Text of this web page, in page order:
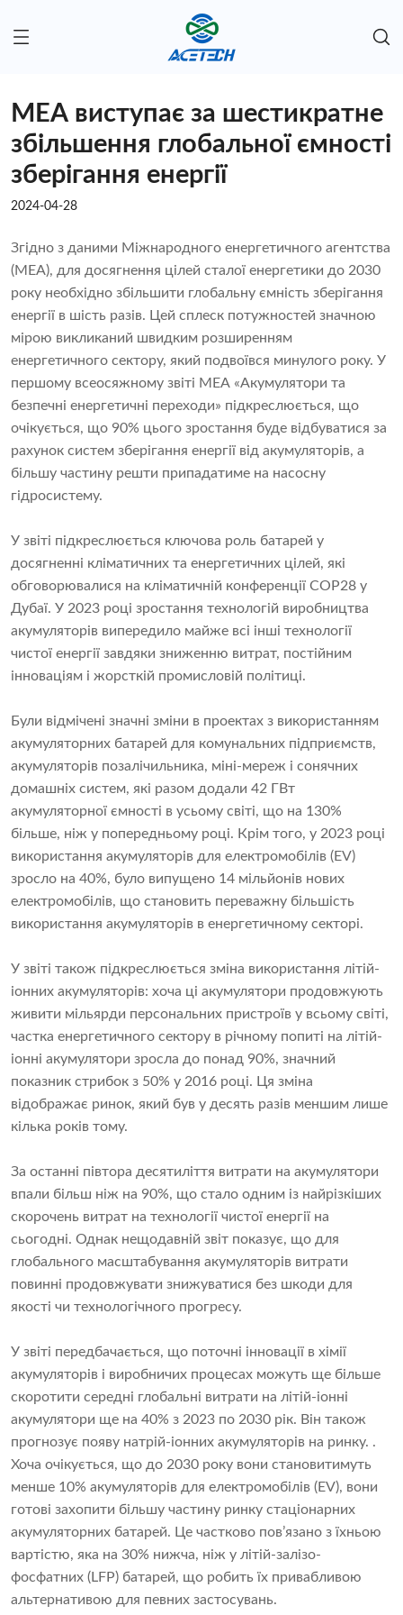
МЕА виступає за шестикратне
збільшення глобальної ємності
зберігання енергії
2024-04-28
Згідно з даними Міжнародного енергетичного агентства
(МЕА), для досягнення цілей сталої енергетики до 2030
року необхідно збільшити глобальну ємність зберігання
енергії в шість разів. Цей сплеск потужностей значною
мірою викликаний швидким розширенням
енергетичного сектору, який подвоївся минулого року. У
першому всеосяжному звіті МЕА «Акумулятори та
безпечні енергетичні переходи» підкреслюється, що
очікується, що 90% цього зростання буде відбуватися за
рахунок систем зберігання енергії від акумуляторів, а
більшу частину решти припадатиме на насосну
гідросистему.
У звіті підкреслюється ключова роль батарей у
досягненні кліматичних та енергетичних цілей, які
обговорювалися на кліматичній конференції COP28 у
Дубаї. У 2023 році зростання технологій виробництва
акумуляторів випередило майже всі інші технології
чистої енергії завдяки зниженню витрат, постійним
інноваціям і жорсткій промисловій політиці.
Були відмічені значні зміни в проектах з використанням
акумуляторних батарей для комунальних підприємств,
акумуляторів позалічильника, міні-мереж і сонячних
домашніх систем, які разом додали 42 ГВт
акумуляторної ємності в усьому світі, що на 130%
більше, ніж у попередньому році. Крім того, у 2023 році
використання акумуляторів для електромобілів (EV)
зросло на 40%, було випущено 14 мільйонів нових
електромобілів, що становить переважну більшість
використання акумуляторів в енергетичному секторі.
У звіті також підкреслюється зміна використання літій-
іонних акумуляторів: хоча ці акумулятори продовжують
живити мільярди персональних пристроїв у всьому світі,
частка енергетичного сектору в річному попиті на літій-
іонні акумулятори зросла до понад 90%, значний
показник стрибок з 50% у 2016 році. Ця зміна
відображає ринок, який був у десять разів меншим лише
кілька років тому.
За останні півтора десятиліття витрати на акумулятори
впали більш ніж на 90%, що стало одним із найрізкіших
скорочень витрат на технології чистої енергії на
сьогодні. Однак нещодавній звіт показує, що для
глобального масштабування акумуляторів витрати
повинні продовжувати знижуватися без шкоди для
якості чи технологічного прогресу.
У звіті передбачається, що поточні інновації в хімії
акумуляторів і виробничих процесах можуть ще більше
скоротити середні глобальні витрати на літій-іонні
акумулятори ще на 40% з 2023 по 2030 рік. Він також
прогнозує появу натрій-іонних акумуляторів на ринку. .
Хоча очікується, що до 2030 року вони становитимуть
менше 10% акумуляторів для електромобілів (EV), вони
готові захопити більшу частину ринку стаціонарних
акумуляторних батарей. Це частково пов’язано з їхньою
вартістю, яка на 30% нижча, ніж у літій-залізо-
фосфатних (LFP) батарей, що робить їх привабливою
альтернативою для певних застосувань.